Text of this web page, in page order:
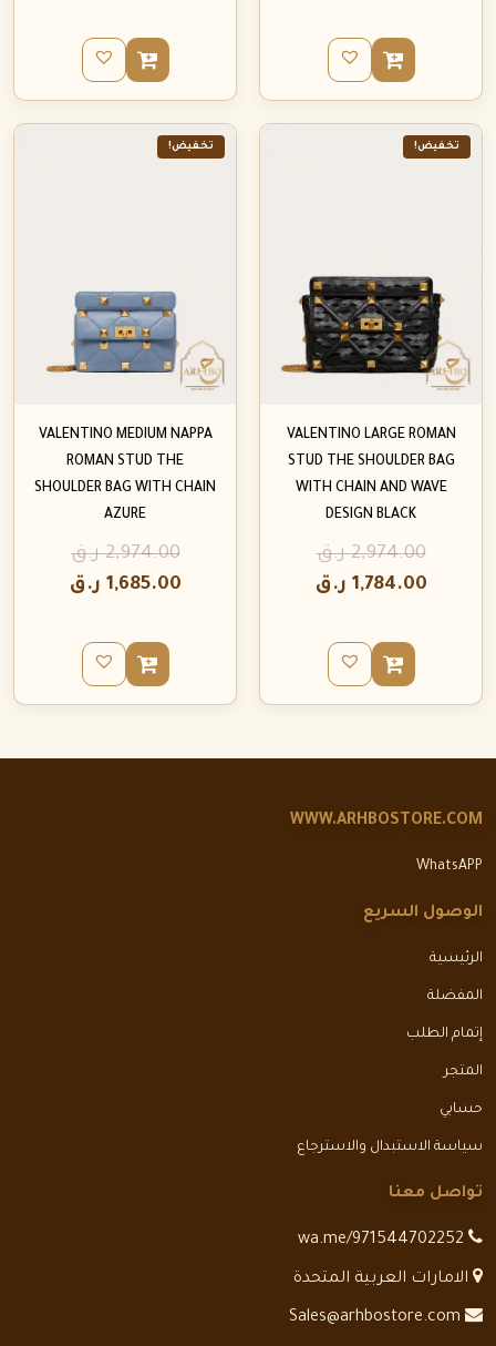
تخفيض!
VALENTINO LARGE ROMAN
STUD THE SHOULDER BAG
WITH CHAIN AND WAVE
DESIGN BLACK
2,974.00 ر.ق
1,784.00 ر.ق
تخفيض!
VALENTINO MEDIUM NAPPA
ROMAN STUD THE
SHOULDER BAG WITH CHAIN
AZURE
2,974.00 ر.ق
1,685.00 ر.ق
WWW.ARHBOSTORE.COM
WhatsAPP
الوصول السريع
الرئيسية
المفضلة
إتمام الطلب
المتجر
حسابي
سياسة الاستبدال والاسترجاع
تواصل معنا
الامارات العربية المتحدة